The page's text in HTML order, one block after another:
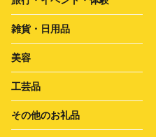
雑貨・日用品
美容
工芸品
その他のお礼品